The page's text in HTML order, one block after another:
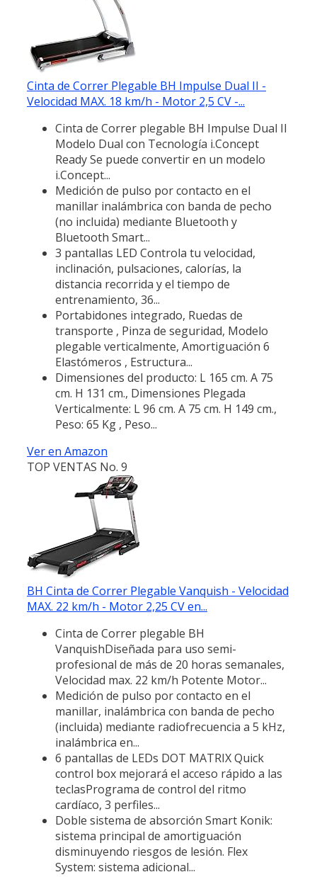
Cinta de Correr Plegable BH Impulse Dual II -
Velocidad MAX. 18 km/h - Motor 2,5 CV -...
Cinta de Correr plegable BH Impulse Dual II
Modelo Dual con Tecnología i.Concept
Ready Se puede convertir en un modelo
i.Concept...
Medición de pulso por contacto en el
manillar inalámbrica con banda de pecho
(no incluida) mediante Bluetooth y
Bluetooth Smart...
3 pantallas LED Controla tu velocidad,
inclinación, pulsaciones, calorías, la
distancia recorrida y el tiempo de
entrenamiento, 36...
Portabidones integrado, Ruedas de
transporte , Pinza de seguridad, Modelo
plegable verticalmente, Amortiguación 6
Elastómeros , Estructura...
Dimensiones del producto: L 165 cm. A 75
cm. H 131 cm., Dimensiones Plegada
Verticalmente: L 96 cm. A 75 cm. H 149 cm.,
Peso: 65 Kg , Peso...
Ver en Amazon
TOP VENTAS No. 9
BH Cinta de Correr Plegable Vanquish - Velocidad
MAX. 22 km/h - Motor 2,25 CV en...
Cinta de Correr plegable BH
VanquishDiseñada para uso semi-
profesional de más de 20 horas semanales,
Velocidad max. 22 km/h Potente Motor...
Medición de pulso por contacto en el
manillar, inalámbrica con banda de pecho
(incluida) mediante radiofrecuencia a 5 kHz,
inalámbrica en...
6 pantallas de LEDs DOT MATRIX Quick
control box mejorará el acceso rápido a las
teclasPrograma de control del ritmo
cardíaco, 3 perfiles...
Doble sistema de absorción Smart Konik:
sistema principal de amortiguación
disminuyendo riesgos de lesión. Flex
System: sistema adicional...